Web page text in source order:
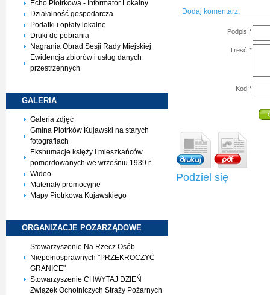
Echo Piotrkowa - Informator Lokalny
Działalność gospodarcza
Podatki i opłaty lokalne
Druki do pobrania
Nagrania Obrad Sesji Rady Miejskiej
Ewidencja zbiorów i usług danych
przestrzennych
GALERIA
Galeria zdjęć
Gmina Piotrków Kujawski na starych
fotografiach
Ekshumacje księży i mieszkańców
pomordowanych we wrześniu 1939 r.
Wideo
Materiały promocyjne
Mapy Piotrkowa Kujawskiego
ORGANIZACJE POZARZĄDOWE
Stowarzyszenie Na Rzecz Osób
Niepełnosprawnych "PRZEKROCZYĆ
GRANICE"
Stowarzyszenie CHWYTAJ DZIEŃ
Związek Ochotniczych Straży Pożarnych
Dodaj komentarz:
Podpis:*
Treść:*
Kod:*
Podziel się